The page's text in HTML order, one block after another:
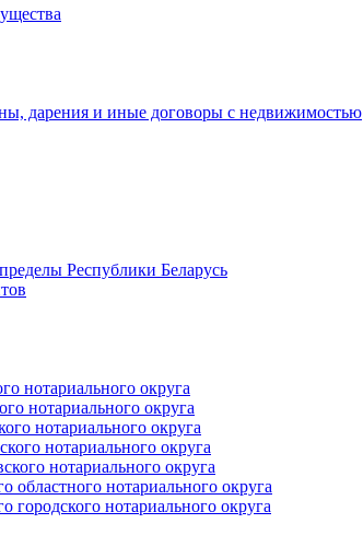
дарения и иные договоры с недвижимостью
Республики Беларусь
нотариального округа
нотариального округа
нотариального округа
нотариального округа
нотариального округа
нотариального округа
нотариального округа